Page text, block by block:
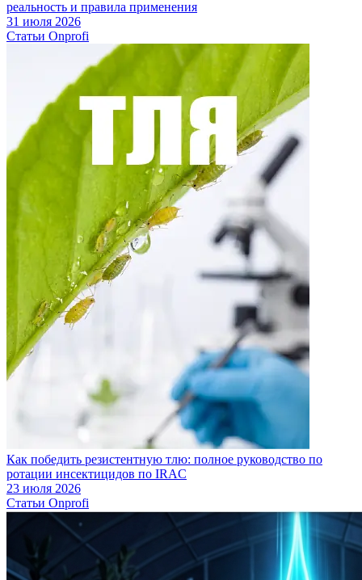
реальность и правила применения
31 июля 2026
Статьи Onprofi
Как победить резистентную тлю: полное руководство по
ротации инсектицидов по IRAC
23 июля 2026
Статьи Onprofi